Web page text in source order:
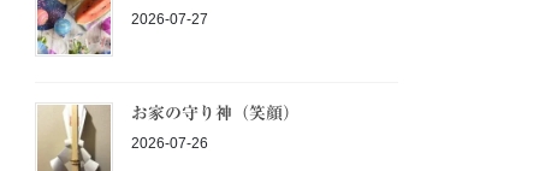
2026-07-27
お家の守り神（笑顔）
2026-07-26